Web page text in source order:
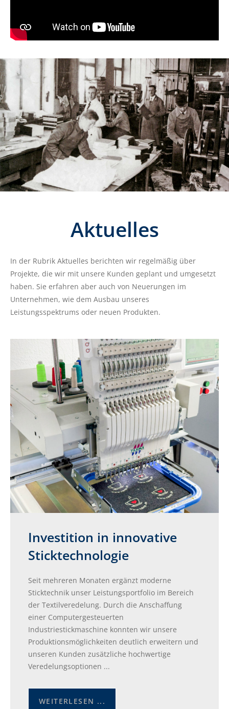
Aktuelles
In der Rubrik Aktuelles berichten wir regelmäßig über
Projekte, die wir mit unsere Kunden geplant und umgesetzt
haben. Sie erfahren aber auch von Neuerungen im
Unternehmen, wie dem Ausbau unseres
Leistungsspektrums oder neuen Produkten.
Investition in innovative
Sticktechnologie
Seit mehreren Monaten ergänzt moderne
Sticktechnik unser Leistungsportfolio im Bereich
der Textilveredelung. Durch die Anschaffung
einer Computergesteuerten
Industriestickmaschine konnten wir unsere
Produktionsmöglichkeiten deutlich erweitern und
unseren Kunden zusätzliche hochwertige
Veredelungsoptionen ...
WEITERLESEN ...